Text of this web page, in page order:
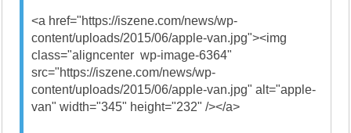
<a href="https://iszene.com/news/wp-
content/uploads/2015/06/apple-van.jpg"><img
class="aligncenter wp-image-6364"
src="https://iszene.com/news/wp-
content/uploads/2015/06/apple-van.jpg" alt="apple-
van" width="345" height="232" /></a>